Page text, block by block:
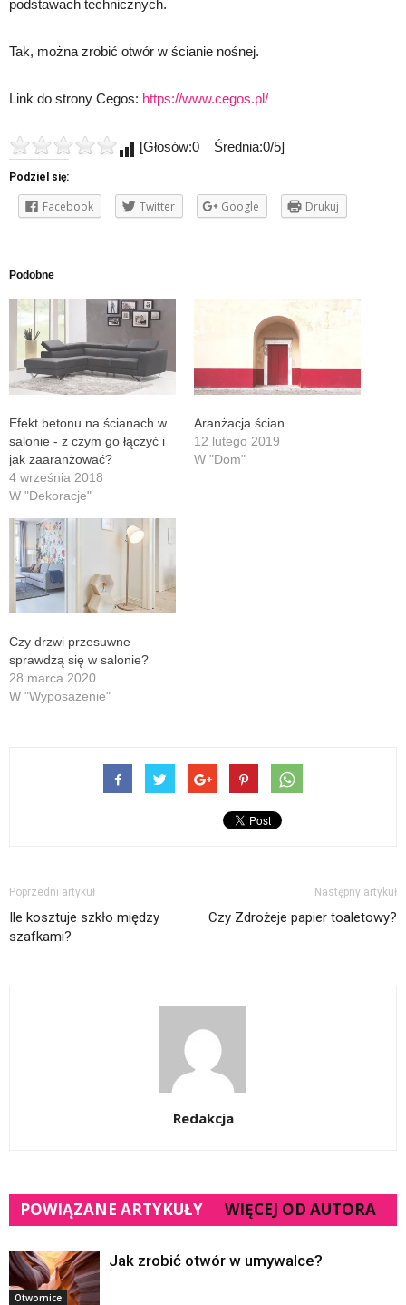
podstawach technicznych.
Tak, można zrobić otwór w ścianie nośnej.
Link do strony Cegos: https://www.cegos.pl/
[Głosów:0 Średnia:0/5]
Podziel się:
Facebook Twitter Google Drukuj
Podobne
Efekt betonu na ścianach w
salonie - z czym go łączyć i
jak zaaranżować?
4 września 2018
W "Dekoracje"
Aranżacja ścian
12 lutego 2019
W "Dom"
Czy drzwi przesuwne
sprawdzą się w salonie?
28 marca 2020
W "Wyposażenie"
Poprzedni artykuł
Ile kosztuje szkło między
szafkami?
Następny artykuł
Czy Zdrożeje papier toaletowy?
Redakcja
POWIĄZANE ARTYKUŁY WIĘCEJ OD AUTORA
Otwornice
Jak zrobić otwór w umywalce?